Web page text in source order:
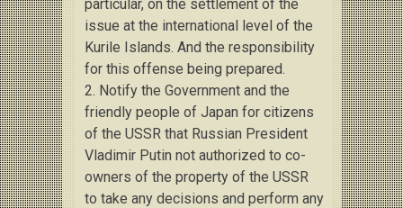
particular, on the settlement of the
issue at the international level of the
Kurile Islands. And the responsibility
for this offense being prepared.
2. Notify the Government and the
friendly people of Japan for citizens
of the USSR that Russian President
Vladimir Putin not authorized to co-
owners of the property of the USSR
to take any decisions and perform any